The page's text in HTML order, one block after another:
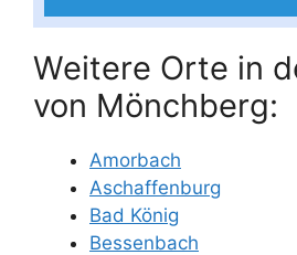
Weitere Orte in
von Mönchberg:
Amorbach
Aschaffenburg
Bad König
Bessenbach